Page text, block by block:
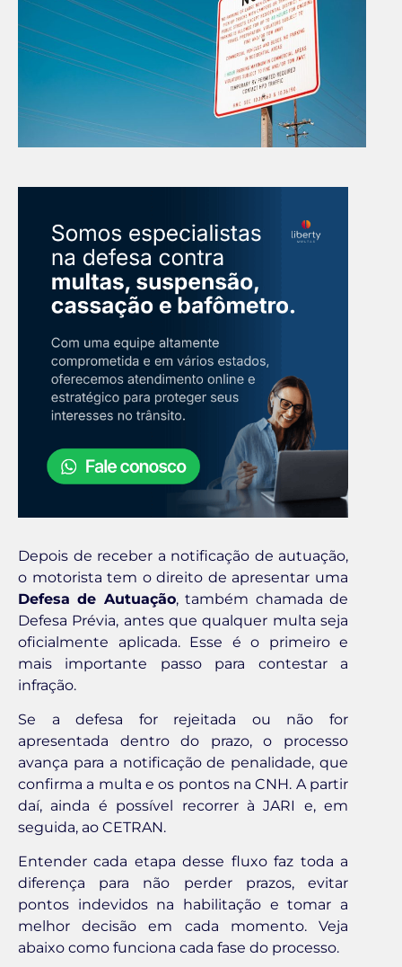
Depois de receber a notificação de autuação,
o motorista tem o direito de apresentar uma
Defesa de Autuação, também chamada de
Defesa Prévia, antes que qualquer multa seja
oficialmente aplicada. Esse é o primeiro e
mais importante passo para contestar a
infração.
Se a defesa for rejeitada ou não for
apresentada dentro do prazo, o processo
avança para a notificação de penalidade, que
confirma a multa e os pontos na CNH. A partir
daí, ainda é possível recorrer à JARI e, em
seguida, ao CETRAN.
Entender cada etapa desse fluxo faz toda a
diferença para não perder prazos, evitar
pontos indevidos na habilitação e tomar a
melhor decisão em cada momento. Veja
abaixo como funciona cada fase do processo.